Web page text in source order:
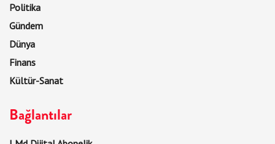
Politika
Gündem
Dünya
Finans
Kültür-Sanat
Bağlantılar